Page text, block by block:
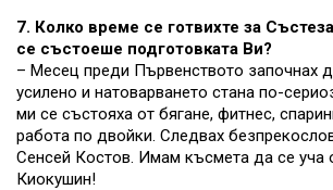
7. Колко време се готвихте за
се състоеше подготовката Ви?
– Месец преди Първенството започнах
усилено и натоварването стана по-
ми се състояха от бягане, фитнес,
работа по двойки. Следвах
Сенсей Костов. Имам късмета да се уча
Киокушин!